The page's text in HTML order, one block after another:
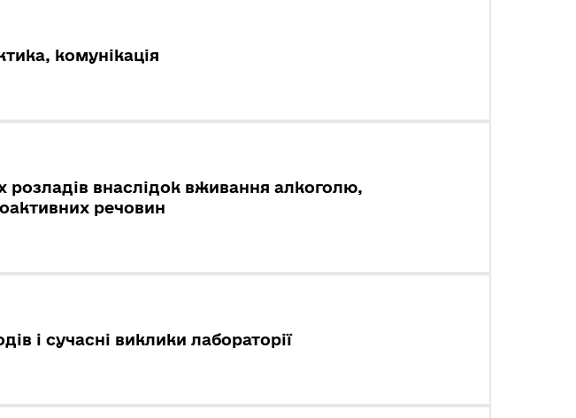
комунікація
розладів внаслідок вживання алкоголю,
речовин
і сучасні виклики лабораторії